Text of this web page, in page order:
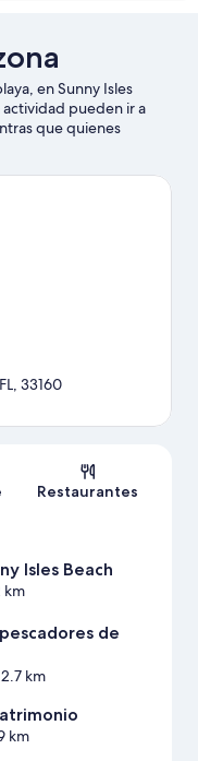
en Sunny Isles
pueden ir a
que quienes
comercial Aventura
sucede en
33160
Restaurantes
Isles Beach
de
km
km